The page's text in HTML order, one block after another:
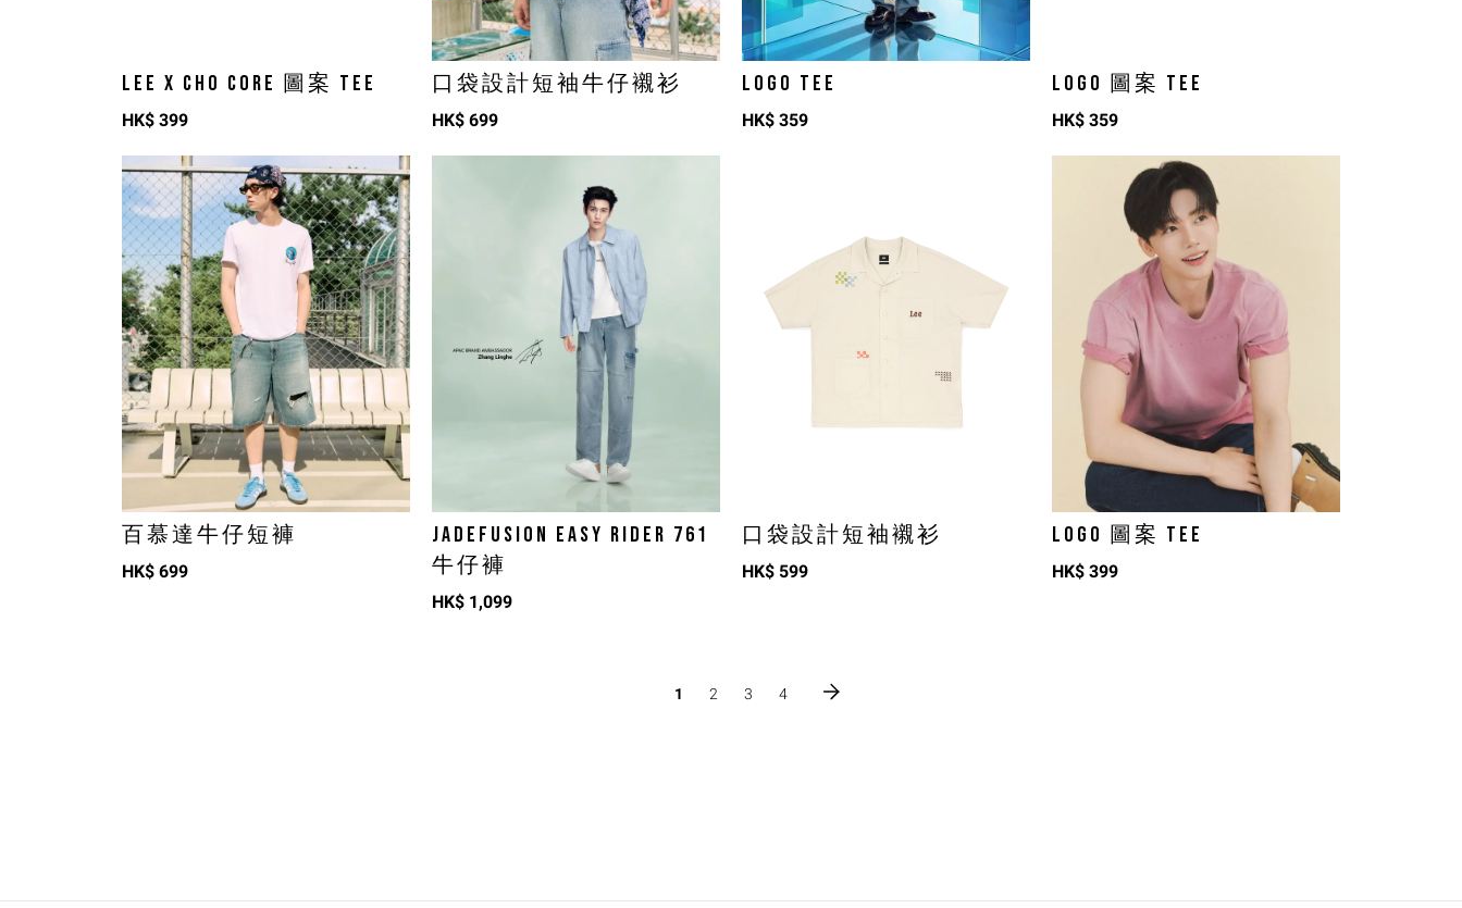
LEE X CHO CORE 圖案 TEE
HK$ 399
口袋設計短袖牛仔襯衫
HK$ 699
LOGO TEE
HK$ 359
LOGO 圖案 TEE
HK$ 359
百慕達牛仔短褲
HK$ 699
JADEFUSION EASY RIDER 761
牛仔褲
HK$ 1,099
口袋設計短袖襯衫
HK$ 599
LOGO 圖案 TEE
HK$ 399
1 2 3 4